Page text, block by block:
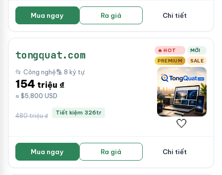
Mua ngay Ra giá Chi tiết
tongquat.com 🔥 HOT
MỚI
PREMIUM
SALE
📂 Công nghệ🔡 8 ký tự
154 triệu ₫
≈ $5,800 USD
480 triệu ₫ Tiết kiệm 326tr
🤍
Mua ngay Ra giá Chi tiết